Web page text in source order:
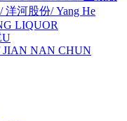
河股份/ Yang He
LIQUOR
NAN CHUN